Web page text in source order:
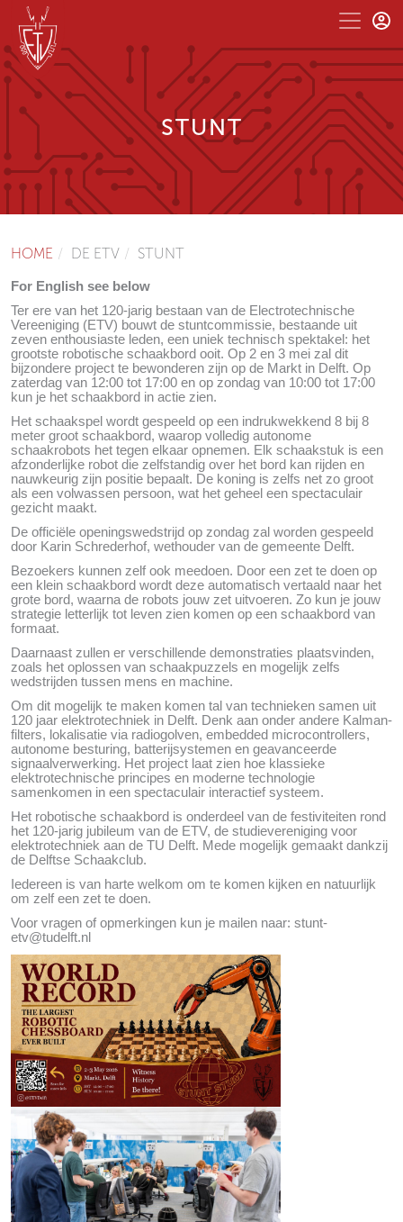
STUNT
HOME DE ETV STUNT
For English see below
Ter ere van het 120-jarig bestaan van de Electrotechnische
Vereeniging (ETV) bouwt de stuntcommissie, bestaande uit
zeven enthousiaste leden, een uniek technisch spektakel: het
grootste robotische schaakbord ooit. Op 2 en 3 mei zal dit
bijzondere project te bewonderen zijn op de Markt in Delft. Op
zaterdag van 12:00 tot 17:00 en op zondag van 10:00 tot 17:00
kun je het schaakbord in actie zien.
Het schaakspel wordt gespeeld op een indrukwekkend 8 bij 8
meter groot schaakbord, waarop volledig autonome
schaakrobots het tegen elkaar opnemen. Elk schaakstuk is een
afzonderlijke robot die zelfstandig over het bord kan rijden en
nauwkeurig zijn positie bepaalt. De koning is zelfs net zo groot
als een volwassen persoon, wat het geheel een spectaculair
gezicht maakt.
De officiële openingswedstrijd op zondag zal worden gespeeld
door Karin Schrederhof, wethouder van de gemeente Delft.
Bezoekers kunnen zelf ook meedoen. Door een zet te doen op
een klein schaakbord wordt deze automatisch vertaald naar het
grote bord, waarna de robots jouw zet uitvoeren. Zo kun je jouw
strategie letterlijk tot leven zien komen op een schaakbord van
formaat.
Daarnaast zullen er verschillende demonstraties plaatsvinden,
zoals het oplossen van schaakpuzzels en mogelijk zelfs
wedstrijden tussen mens en machine.
Om dit mogelijk te maken komen tal van technieken samen uit
120 jaar elektrotechniek in Delft. Denk aan onder andere Kalman-
filters, lokalisatie via radiogolven, embedded microcontrollers,
autonome besturing, batterijsystemen en geavanceerde
signaalverwerking. Het project laat zien hoe klassieke
elektrotechnische principes en moderne technologie
samenkomen in een spectaculair interactief systeem.
Het robotische schaakbord is onderdeel van de festiviteiten rond
het 120-jarig jubileum van de ETV, de studievereniging voor
elektrotechniek aan de TU Delft. Mede mogelijk gemaakt dankzij
de Delftse Schaakclub.
Iedereen is van harte welkom om te komen kijken en natuurlijk
om zelf een zet te doen.
Voor vragen of opmerkingen kun je mailen naar: stunt-
etv@tudelft.nl